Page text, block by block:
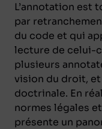
L’annotation est
par
du code et qui
lecture de celui-
plusieurs
vision du droit,
doctrinale. En
normes légales
présente un